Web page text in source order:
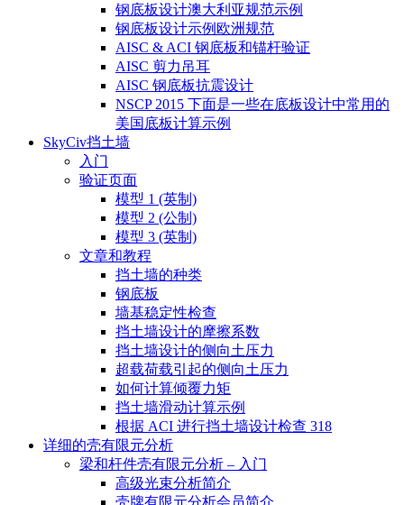
钢底板设计澳大利亚规范示例
钢底板设计示例欧洲规范
AISC & ACI 钢底板和锚杆验证
AISC 剪力吊耳
AISC 钢底板抗震设计
NSCP 2015 下面是一些在底板设计中常用的
美国底板计算示例
SkyCiv挡土墙
入门
验证页面
模型 1 (英制)
模型 2 (公制)
模型 3 (英制)
文章和教程
挡土墙的种类
钢底板
墙基稳定性检查
挡土墙设计的摩擦系数
挡土墙设计的侧向土压力
超载荷载引起的侧向土压力
如何计算倾覆力矩
挡土墙滑动计算示例
根据 ACI 进行挡土墙设计检查 318
详细的壳有限元分析
梁和杆件壳有限元分析 – 入门
高级光束分析简介
壳牌有限元分析会员简介